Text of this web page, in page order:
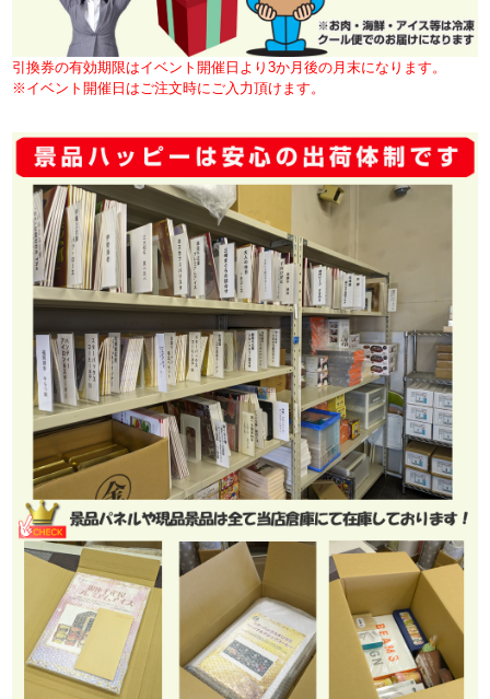
引換券の有効期限はイベント開催日より3か月後の月末になります。
※イベント開催日はご注文時にご入力頂けます。